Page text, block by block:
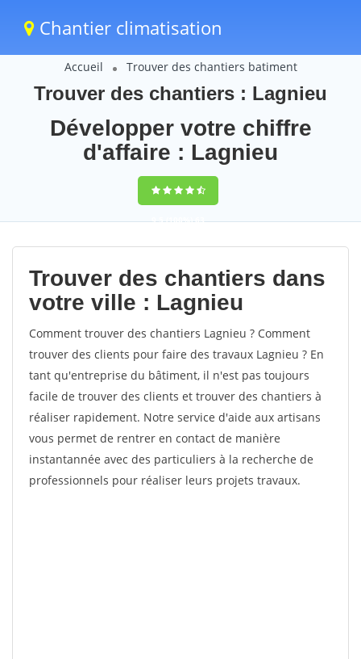
Chantier climatisation
Accueil Trouver des chantiers batiment
Trouver des chantiers : Lagnieu
Développer votre chiffre
d'affaire : Lagnieu
9,5(100%)63
votes
Trouver des chantiers dans
votre ville : Lagnieu
Comment trouver des chantiers Lagnieu ? Comment
trouver des clients pour faire des travaux Lagnieu ? En
tant qu'entreprise du bâtiment, il n'est pas toujours
facile de trouver des clients et trouver des chantiers à
réaliser rapidement. Notre service d'aide aux artisans
vous permet de rentrer en contact de manière
instantannée avec des particuliers à la recherche de
professionnels pour réaliser leurs projets travaux.